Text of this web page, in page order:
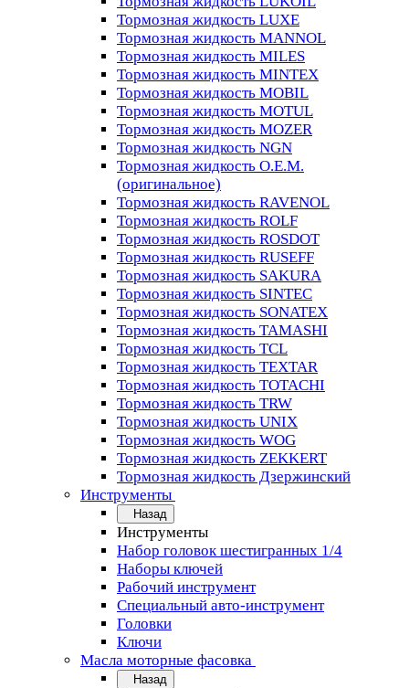
Тормозная жидкость LUXE
Тормозная жидкость MANNOL
Тормозная жидкость MILES
Тормозная жидкость MINTEX
Тормозная жидкость MOBIL
Тормозная жидкость MOTUL
Тормозная жидкость MOZER
Тормозная жидкость NGN
Тормозная жидкость O.E.M.
(оригинальное)
Тормозная жидкость RAVENOL
Тормозная жидкость ROLF
Тормозная жидкость ROSDOT
Тормозная жидкость RUSEFF
Тормозная жидкость SAKURA
Тормозная жидкость SINTEC
Тормозная жидкость SONATEX
Тормозная жидкость TAMASHI
Тормозная жидкость TCL
Тормозная жидкость TEXTAR
Тормозная жидкость TOTACHI
Тормозная жидкость TRW
Тормозная жидкость UNIX
Тормозная жидкость WOG
Тормозная жидкость ZEKKERT
Тормозная жидкость Дзержинский
Инструменты
Назад
Инструменты
Набор головок шестигранных 1/4
Наборы ключей
Рабочий инструмент
Специальный авто-инструмент
Головки
Ключи
Масла моторные фасовка
Назад